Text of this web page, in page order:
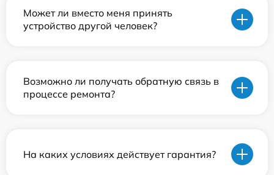
Может ли вместо меня принять
устройство другой человек?
Возможно ли получать обратную связь в
процессе ремонта?
На каких условиях действует гарантия?